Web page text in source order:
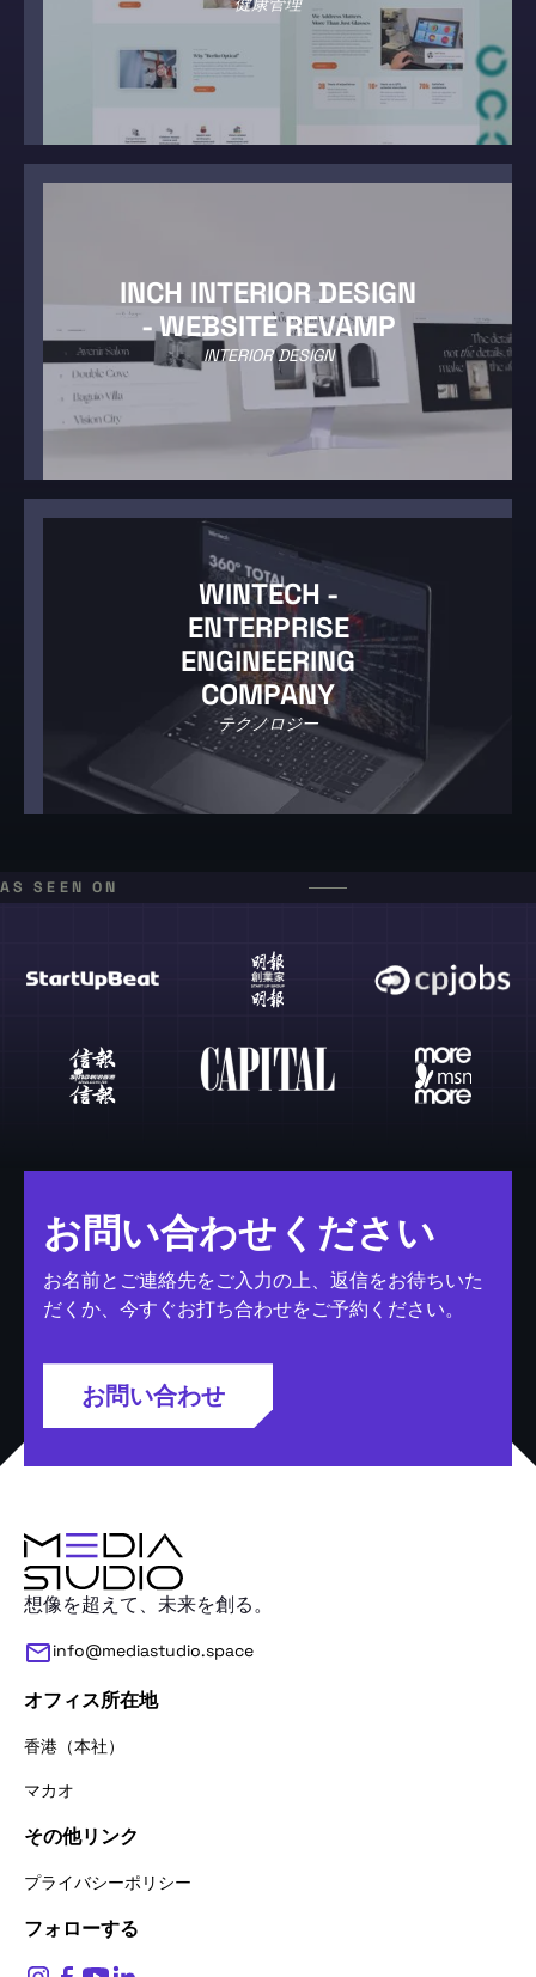
INCH INTERIOR DESIGN
- WEBSITE REVAMP
INTERIOR DESIGN
WINTECH -
ENTERPRISE
ENGINEERING
COMPANY
テクノロジー
AS SEEN ON
お問い合わせください
お名前とご連絡先をご入力の上、返信をお待ちいた
だくか、今すぐお打ち合わせをご予約ください。
お問い合わせ
想像を超えて、未来を創る。
info@mediastudio.space
オフィス所在地
香港（本社）
マカオ
その他リンク
プライバシーポリシー
フォローする
$0
お問い合わせありがとうございます
お名前をお聞かせください。
お名前*